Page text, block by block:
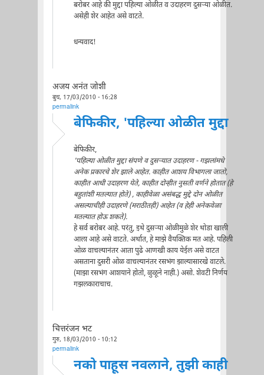
बरोबर आहे की मुद्दा पहिल्या ओळीत व उदाहरण दुसर्‍या ओळीत.
असेही शेर आहेत असे वाटते.
धन्यवाद!
अजय अनंत जोशी
बुध, 17/03/2010 - 16:28
permalink
बेफिकीर, 'पहिल्या ओळीत मुद्दा
बेफिकीर,
'पहिल्या ओळीत मुद्दा संपणे व दुसर्‍यात उदाहरण - गझलांमधे
अनेक प्रकारचे शेर झाले आहेत. काहीत आशय विभागला जातो,
काहीत आधी उदाहरण येते, काहीत दोन्हीत नुसती वर्णने होतात (हे
बहुतांशी मतल्यात होते) , काहीवेळा असंबद्ध मुद्दे दोन ओळीत
असल्याचीही उदाहरणे (मराठीतही) आहेत (व हेही अनेकवेळा
मतल्यात होऊ शकते).
हे सर्व बरोबर आहे. परंतु, इथे दुसर्‍या ओळीमुळे शेर थोडा खाली
आला आहे असे वाटते. अर्थात, हे माझे वैयक्तिक मत आहे. पहिली
ओळ वाचल्यानंतर आता पुढे आणखी काय येईल असे वाटत
असताना दुसरी ओळ वाचल्यानंतर रसभंग झाल्यासारखे वाटले.
(माझा रसभंग आशयाने होतो, ळुळूने नाही.) असो. शेवटी निर्णय
गझलकाराचाच.
चित्तरंजन भट
गुरु, 18/03/2010 - 10:12
permalink
नको पाहूस नवलाने, तुझी काही